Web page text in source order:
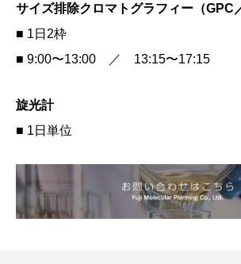
サイズ排除クロマトグラフィー（GPC
■ 1日2枠
■ 9:00〜13:00 ／ 13:15〜17:15
旋光計
■ 1日単位